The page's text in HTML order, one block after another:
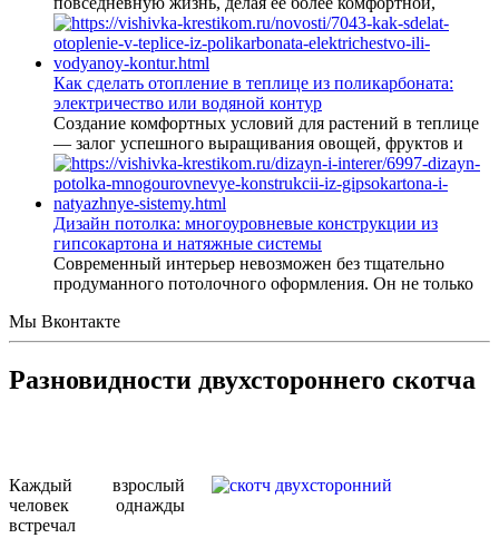
Как сделать отопление в теплице из поликарбоната:
электричество или водяной контур
Создание комфортных условий для растений в теплице
— залог успешного выращивания овощей, фруктов и
Дизайн потолка: многоуровневые конструкции из
гипсокартона и натяжные системы
Современный интерьер невозможен без тщательно
продуманного потолочного оформления. Он не только
Мы Вконтакте
Разновидности двухстороннего скотча
Каждый взрослый
человек однажды
встречал